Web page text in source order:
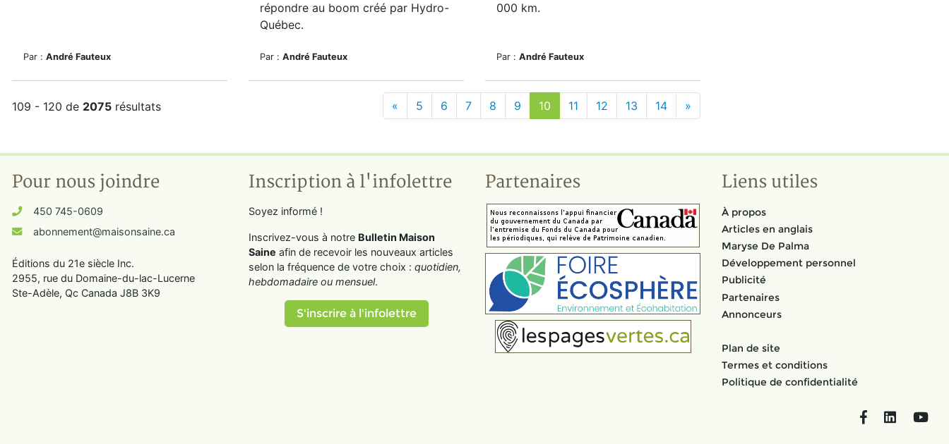
Par : André Fauteux
répondre au boom créé par Hydro-
Québec.
Par : André Fauteux
000 km.
Par : André Fauteux
109 - 120 de 2075 résultats « 5 6 7 8 9 10 11 12 13 14 »
Pour nous joindre
450 745-0609
abonnement@maisonsaine.ca
Éditions du 21e siècle Inc.
2955, rue du Domaine-du-lac-Lucerne
Ste-Adèle, Qc Canada J8B 3K9
Inscription à l'infolettre
Soyez informé !
Inscrivez-vous à notre Bulletin Maison
Saine afin de recevoir les nouveaux articles
selon la fréquence de votre choix : quotidien,
hebdomadaire ou mensuel.
S'inscrire à l'infolettre
Partenaires Liens utiles
À propos
Articles en anglais
Maryse De Palma
Développement personnel
Publicité
Partenaires
Annonceurs
Plan de site
Termes et conditions
Politique de confidentialité
FacebookLinkedIn